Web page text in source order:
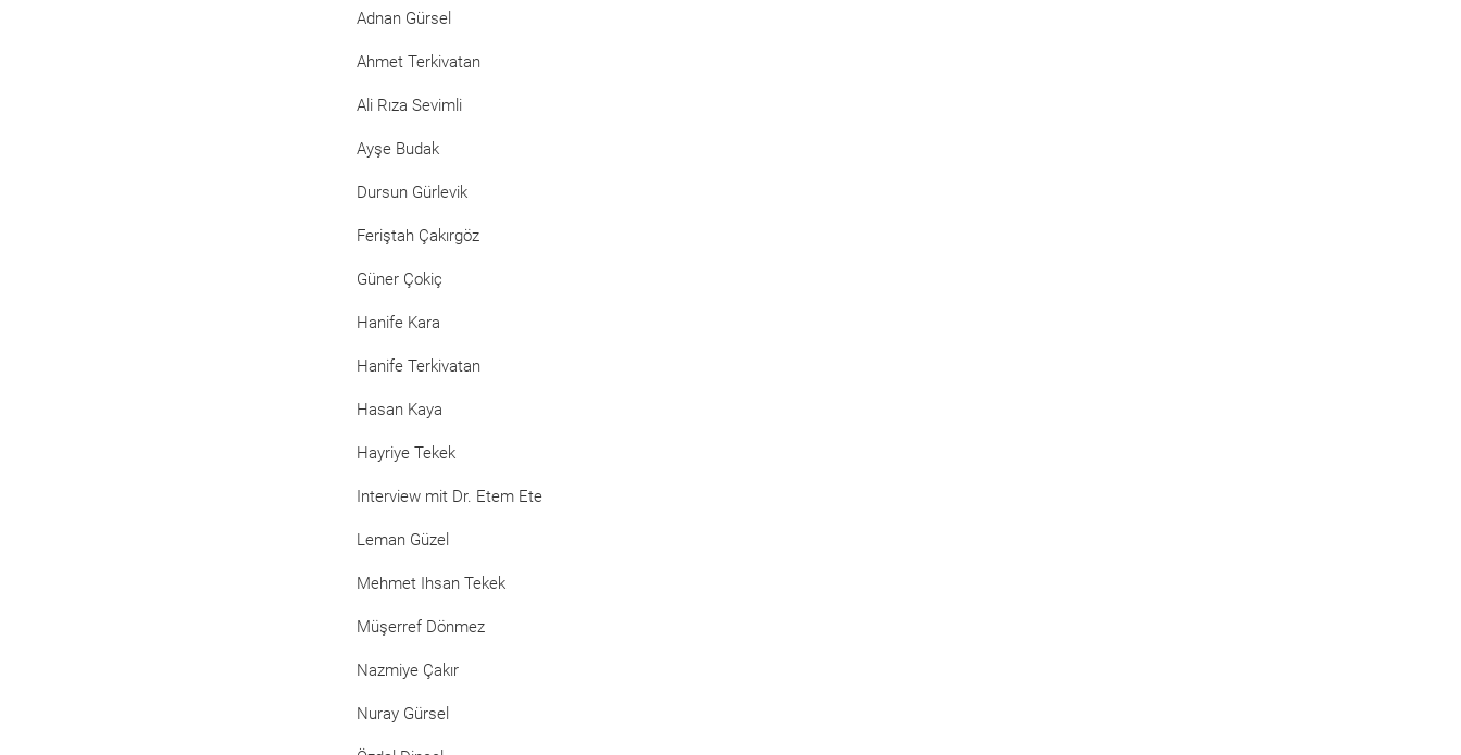
Adnan Gürsel
Ahmet Terkivatan
Ali Rıza Sevimli
Ayşe Budak
Dursun Gürlevik
Feriştah Çakırgöz
Güner Çokiç
Hanife Kara
Hanife Terkivatan
Hasan Kaya
Hayriye Tekek
Interview mit Dr. Etem Ete
Leman Güzel
Mehmet Ihsan Tekek
Müşerref Dönmez
Nazmiye Çakır
Nuray Gürsel